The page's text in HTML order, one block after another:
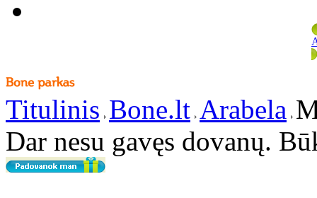
Titulinis Bone.lt Arabela
Dar nesu gavęs dovanų.